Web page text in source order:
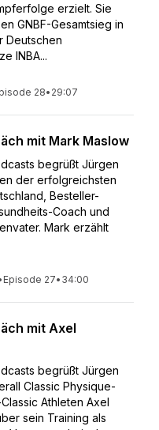
erzielt. Sie
GNBF-Gesamtsieg in
Deutschen
INBA...
28• 29:07
mit Mark Maslow
begrüßt Jürgen
der erfolgreichsten
Besteller-
Coach und
Mark erzählt
Episode 27• 34:00
mit Axel
begrüßt Jürgen
Classic Physique-
Athleten Axel
sein Training als